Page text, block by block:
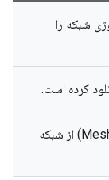
شبکه را
کرده است.
یک توسعه‌دهنده‌ی شبکه (Mesh Extender) از شبکه